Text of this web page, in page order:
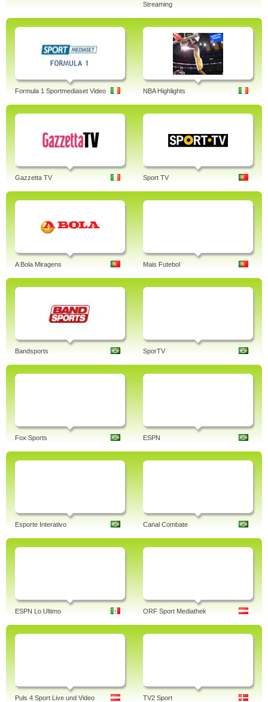
Streaming
Formula 1 Sportmediaset Video NBA Highlights
Gazzetta TV Sport TV
A Bola Miragens Mais Futebol
Bandsports SporTV
Fox Sports ESPN
Esporte Interativo Canal Combate
ESPN Lo Ultimo ORF Sport Mediathek
Puls 4 Sport Live und Video TV2 Sport